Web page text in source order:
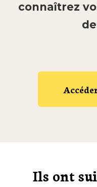
connaîtrez
Ils ont